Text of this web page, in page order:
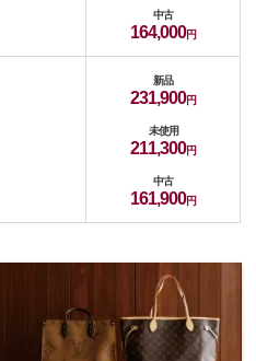
中古
164,000
新品
231,900
未使用
211,300
中古
161,900